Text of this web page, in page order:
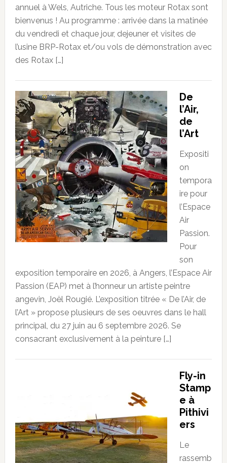
annuel à Wels, Autriche. Tous les moteur Rotax sont
bienvenus ! Au programme : arrivée dans la matinée
du vendredi et chaque jour, dejeuner et visites de
l’usine BRP-Rotax et/ou vols de démonstration avec
des Rotax […]
De
l’Air,
de
l’Art
Expositi
on
tempora
ire pour
l’Espace
Air
Passion.
Pour
son
exposition temporaire en 2026, à Angers, l’Espace Air
Passion (EAP) met à l’honneur un artiste peintre
angevin, Joël Rougié. L’exposition titrée « De l’Air, de
l’Art » propose plusieurs de ses oeuvres dans le hall
principal, du 27 juin au 6 septembre 2026. Se
consacrant exclusivement à la peinture […]
Fly-in
Stamp
e à
Pithivi
ers
Le
rassemb